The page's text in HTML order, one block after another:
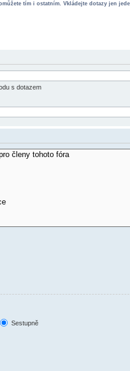
tím i ostatním. Vkládejte dotazy jen
s dotazem
Sestupně